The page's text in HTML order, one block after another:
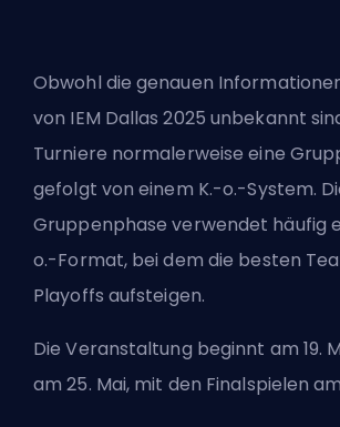
Obwohl die genauen
von IEM Dallas 2025 unbekannt
Turniere normalerweise eine
gefolgt von einem K.-o.-System.
Gruppenphase verwendet häufig
o.-Format, bei dem die besten
Playoffs aufsteigen.
Die Veranstaltung beginnt am 19.
am 25. Mai, mit den Finalspielen